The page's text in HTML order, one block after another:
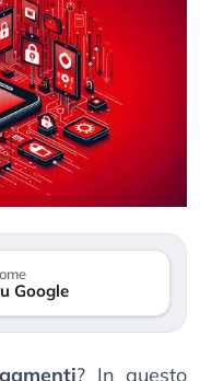
Google
? In questo